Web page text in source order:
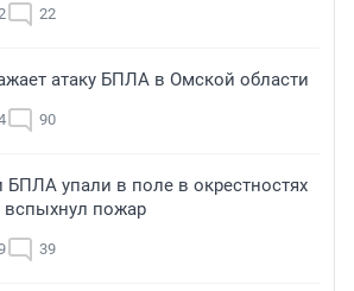
22
атаку БПЛА в Омской области
90
упали в поле в окрестностях
пожар
39